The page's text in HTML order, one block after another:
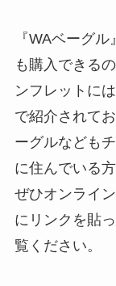
『WAベーグ
も購入できる
ンフレットに
で紹介されて
ーグルなども
に住んでいる
ぜひオンライ
にリンクを貼
覧ください。